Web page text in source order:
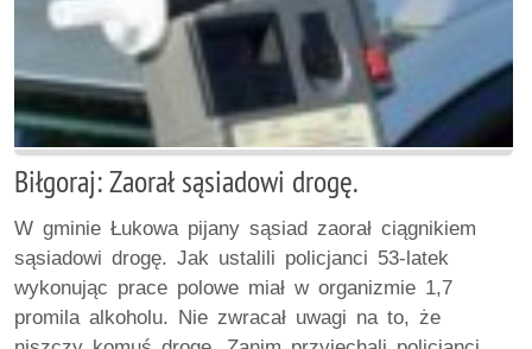
Biłgoraj: Zaorał sąsiadowi drogę.
W gminie Łukowa pijany sąsiad zaorał ciągnikiem
sąsiadowi drogę. Jak ustalili policjanci 53-latek
wykonując prace polowe miał w organizmie 1,7
promila alkoholu. Nie zwracał uwagi na to, że